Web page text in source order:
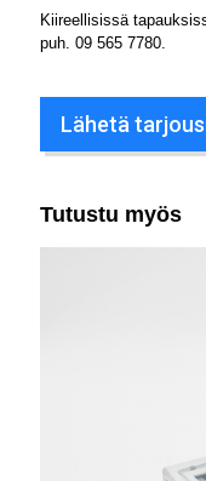
Kiireellisissä
puh. 09 565 7780
Lähetä
Tutustu myös